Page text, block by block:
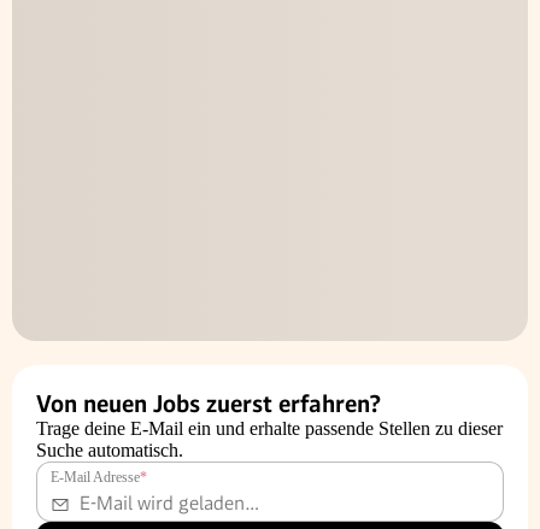
Von neuen Jobs zuerst erfahren?
Trage deine E-Mail ein und erhalte passende Stellen zu dieser
Suche automatisch.
E-Mail Adresse*